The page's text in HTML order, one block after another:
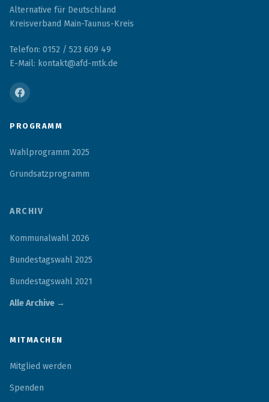
Alternative für Deutschland
Kreisverband Main-Taunus-Kreis
Telefon: 0152 / 523 609 49
E-Mail: kontakt@afd-mtk.de
PROGRAMM
Wahlprogramm 2025
Grundsatzprogramm
ARCHIV
Kommunalwahl 2026
Bundestagswahl 2025
Bundestagswahl 2021
Alle Archive →
MITMACHEN
Mitglied werden
Spenden